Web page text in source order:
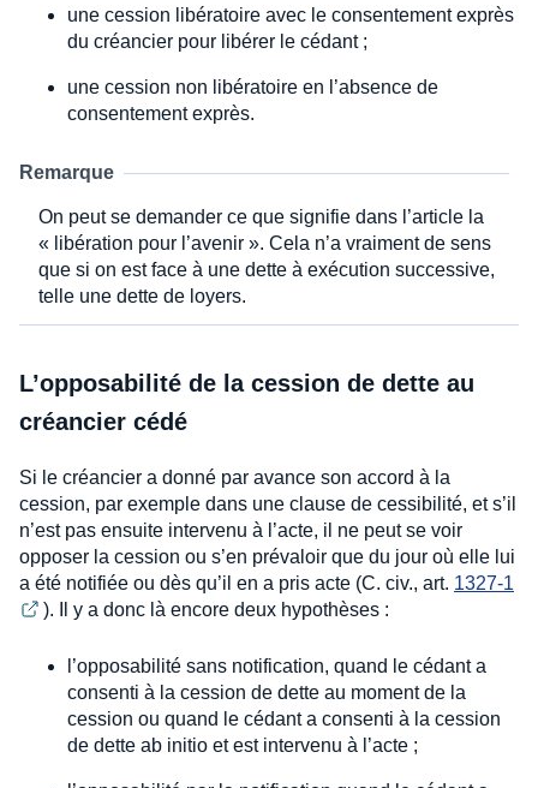
une cession libératoire avec le consentement exprès
du créancier pour libérer le cédant ;
une cession non libératoire en l’absence de
consentement exprès.
Remarque
On peut se demander ce que signifie dans l’article la
« libération pour l’avenir ». Cela n’a vraiment de sens
que si on est face à une dette à exécution successive,
telle une dette de loyers.
L’opposabilité de la cession de dette au
créancier cédé
Si le créancier a donné par avance son accord à la
cession, par exemple dans une clause de cessibilité, et s’il
n’est pas ensuite intervenu à l’acte, il ne peut se voir
opposer la cession ou s’en prévaloir que du jour où elle lui
a été notifiée ou dès qu’il en a pris acte (C. civ., art. 1327-1
). Il y a donc là encore deux hypothèses :
l’opposabilité sans notification, quand le cédant a
consenti à la cession de dette au moment de la
cession ou quand le cédant a consenti à la cession
de dette ab initio et est intervenu à l’acte ;